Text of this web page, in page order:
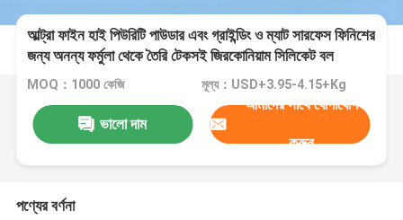
আল্ট্রা ফাইন হাই পিউরিটি পাউডার এবং গ্রাইন্ডিং ও ম্যাট সারফেস ফিনিশের
জন্য অনন্য ফর্মুলা থেকে তৈরি টেকসই জিরকোনিয়াম সিলিকেট বল
১২৫-২৫০ মাইক্রোমিটার B60
MOQ：1000 কেজি মূল্য：USD+3.95-4.15+Kg
ভালো দাম
আমাদের সাথে যোগাযোগ
করুন
পণ্যের বর্ণনা